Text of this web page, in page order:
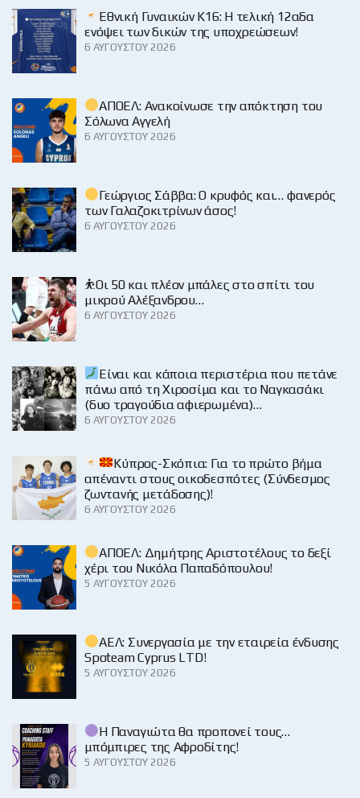
Εθνική Γυναικών Κ16: Η τελική 12αδα
ενόψει των δικών της υποχρεώσεων!
6 ΑΥΓΟΎΣΤΟΥ 2026
ΑΠΟΕΛ: Ανακοίνωσε την απόκτηση του
Σόλωνα Αγγελή
6 ΑΥΓΟΎΣΤΟΥ 2026
Γεώργιος Σάββα: Ο κρυφός και… φανερός
των Γαλαζοκιτρίνων άσος!
6 ΑΥΓΟΎΣΤΟΥ 2026
⛹️Οι 50 και πλέον μπάλες στο σπίτι του
μικρού Αλέξανδρου…
6 ΑΥΓΟΎΣΤΟΥ 2026
Είναι και κάποια περιστέρια που πετάνε
πάνω από τη Χιροσίμα και το Ναγκασάκι
(δυο τραγούδια αφιερωμένα)…
6 ΑΥΓΟΎΣΤΟΥ 2026
Κύπρος-Σκόπια: Για το πρώτο βήμα
απέναντι στους οικοδεσπότες (Σύνδεσμος
ζωντανής μετάδοσης)!
6 ΑΥΓΟΎΣΤΟΥ 2026
ΑΠΟΕΛ: Δημήτρης Αριστοτέλους το δεξί
χέρι του Νικόλα Παπαδόπουλου!
5 ΑΥΓΟΎΣΤΟΥ 2026
ΑΕΛ: Συνεργασία με την εταιρεία ένδυσης
Spoteam Cyprus LTD!
5 ΑΥΓΟΎΣΤΟΥ 2026
Η Παναγιώτα θα προπονεί τους…
μπόμπιρες της Αφροδίτης!
5 ΑΥΓΟΎΣΤΟΥ 2026